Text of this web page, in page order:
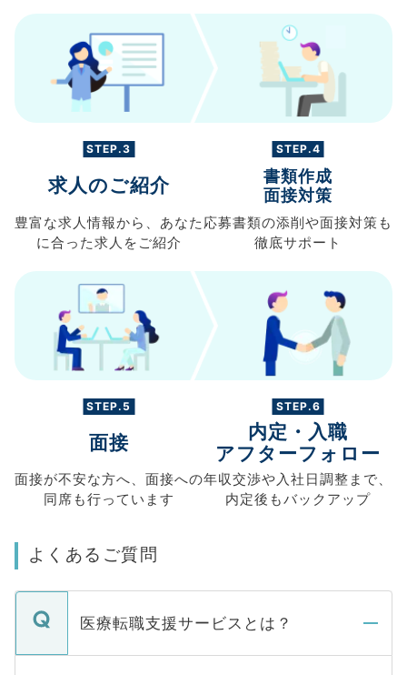
STEP.3
求人のご紹介
豊富な求人情報から、 あなた
に合った求人を ご紹介
STEP.4
書類作成
面接対策
応募書類の添削や面接対策も
徹底サポート
STEP.5
面接
面接が不安な方へ、 面接への
同席も行っています
STEP.6
内定・入職
アフターフォロー
年収交渉や入社日調整まで、
内定後もバックアップ
よくあるご質問
医療転職支援サービスとは？